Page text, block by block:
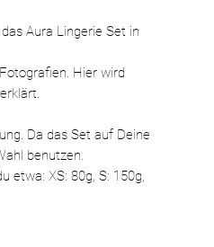
Aura Lingerie Set in
Hier wird
Da das Set auf Deine
benutzen.
etwa: XS: 80g, S: 150g,